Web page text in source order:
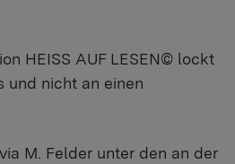
HEISS AUF LESEN© lockt
und nicht an einen
M. Felder unter den an der